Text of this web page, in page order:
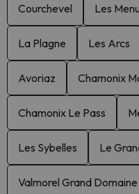
Courchevel Les
La Plagne Les Arcs
Avoriaz Chamonix
Chamonix Le Pass
Les Sybelles Le
Valmorel Grand Domaine